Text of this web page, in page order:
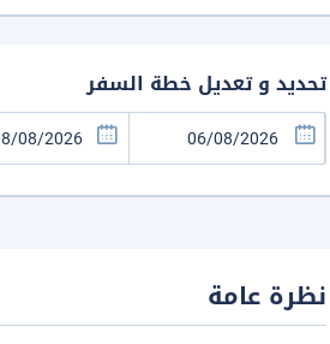
تحديد و تعديل خطة السفر
نظرة عامة